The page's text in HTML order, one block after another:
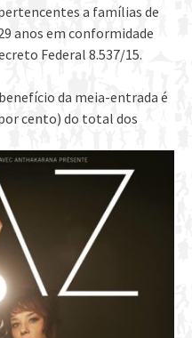
a famílias de
anos em conformidade
Federal 8.537/15.
da meia-entrada é
cento) do total dos